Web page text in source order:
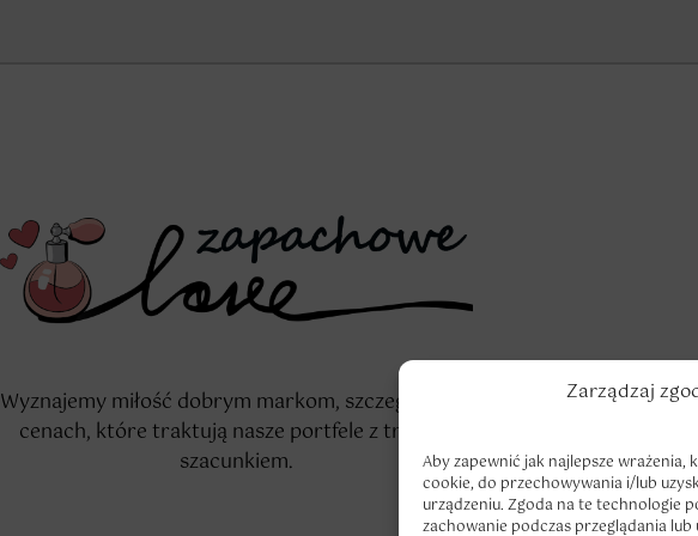
Zarządzaj
Aby zapewnić jak najlepsze
cookie, do przechowywania i/lub
urządzeniu. Zgoda na te technologie
zachowanie podczas przeglądania
Wyznajemy miłość dobrym markom, szczególnie w
cenach, które traktują nasze portfele z troską i
szacunkiem.